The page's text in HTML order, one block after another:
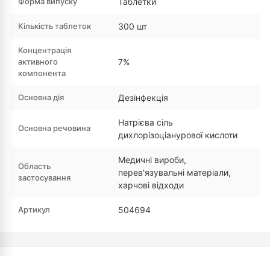
Кількість таблеток 300 шт
Концентрація
активного
компонента
7%
Основна дія Дезінфекція
Основна речовина
Натрієва сіль
дихлорізоціанурової кислоти
Область
застосування
Медичні вироби,
перев'язувальні матеріали,
харчові відходи
Артикул 504694